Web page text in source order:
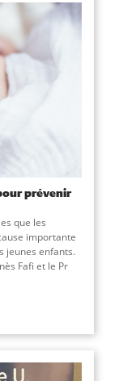
prévenir
que les
importante
jeunes enfants.
Fafi et le Pr